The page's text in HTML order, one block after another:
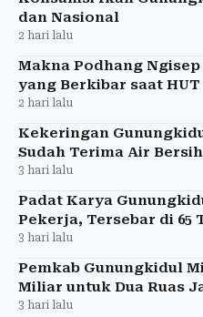
dan Nasional
2 hari lalu
Makna Podhang
yang Berkibar saat HUT
2 hari lalu
Kekeringan
Sudah Terima Air Bersih
3 hari lalu
Padat Karya
Pekerja, Tersebar di 65
3 hari lalu
Pemkab Gunungkidul
Miliar untuk Dua Ruas
3 hari lalu